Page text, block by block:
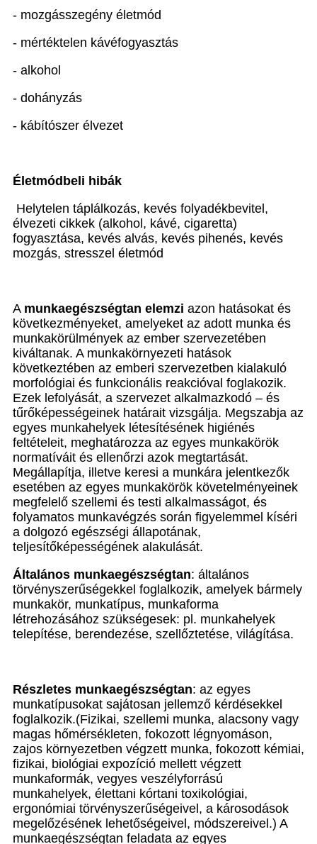
- mozgásszegény életmód
- mértéktelen kávéfogyasztás
- alkohol
- dohányzás
- kábítószer élvezet
Életmódbeli hibák
Helytelen táplálkozás, kevés folyadékbevitel,
élvezeti cikkek (alkohol, kávé, cigaretta)
fogyasztása, kevés alvás, kevés pihenés, kevés
mozgás, stresszel életmód
A munkaegészségtan elemzi azon hatásokat és
következményeket, amelyeket az adott munka és
munkakörülmények az ember szervezetében
kiváltanak. A munkakörnyezeti hatások
következtében az emberi szervezetben kialakuló
morfológiai és funkcionális reakcióval foglakozik.
Ezek lefolyását, a szervezet alkalmazkodó – és
tűrőképességeinek határait vizsgálja. Megszabja az
egyes munkahelyek létesítésének higiénés
feltételeit, meghatározza az egyes munkakörök
normatíváit és ellenőrzi azok megtartását.
Megállapítja, illetve keresi a munkára jelentkezők
esetében az egyes munkakörök követelményeinek
megfelelő szellemi és testi alkalmasságot, és
folyamatos munkavégzés során figyelemmel kíséri
a dolgozó egészségi állapotának,
teljesítőképességének alakulását.
Általános munkaegészségtan: általános
törvényszerűségekkel foglalkozik, amelyek bármely
munkakör, munkatípus, munkaforma
létrehozásához szükségesek: pl. munkahelyek
telepítése, berendezése, szellőztetése, világítása.
Részletes munkaegészségtan: az egyes
munkatípusokat sajátosan jellemző kérdésekkel
foglalkozik.(Fizikai, szellemi munka, alacsony vagy
magas hőmérsékleten, fokozott légnyomáson,
zajos környezetben végzett munka, fokozott kémiai,
fizikai, biológiai expozíció mellett végzett
munkaformák, vegyes veszélyforrású
munkahelyek, élettani kórtani toxikológiai,
ergonómiai törvényszerűségeivel, a károsodások
megelőzésének lehetőségeivel, módszereivel.) A
munkaegészségtan feladata az egyes